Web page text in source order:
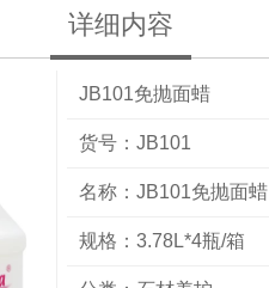
详细内容
JB101免抛面蜡
货号：JB101
名称：JB101免抛面蜡
规格：3.78L*4瓶/箱